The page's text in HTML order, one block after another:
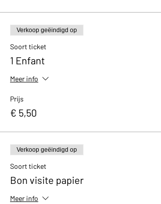
Verkoop geëindigd op
Soort ticket
1 Enfant
Meer info
Prijs
€ 5,50
Verkoop geëindigd op
Soort ticket
Bon visite papier
Meer info